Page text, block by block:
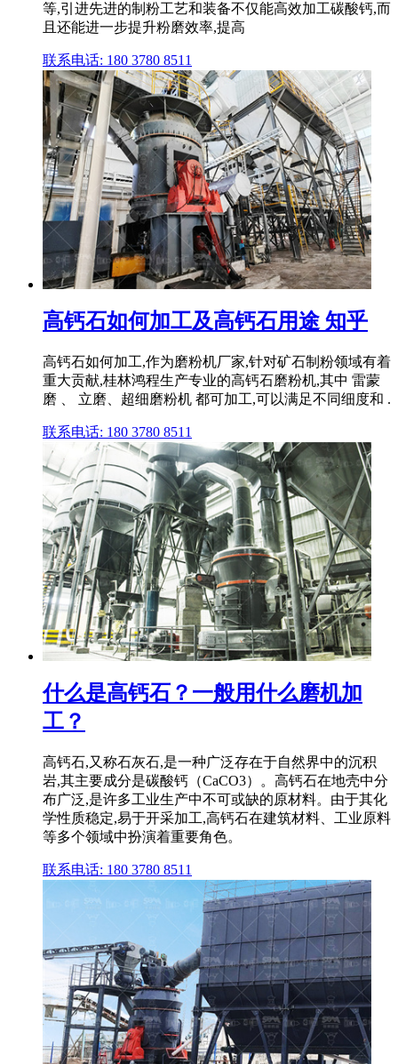
等,引进先进的制粉工艺和装备不仅能高效加工碳酸钙,而
且还能进一步提升粉磨效率,提高
联系电话: 180 3780 8511
高钙石如何加工及高钙石用途 知乎
高钙石如何加工,作为磨粉机厂家,针对矿石制粉领域有着
重大贡献,桂林鸿程生产专业的高钙石磨粉机,其中 雷蒙
磨 、 立磨、超细磨粉机 都可加工,可以满足不同细度和 .
联系电话: 180 3780 8511
什么是高钙石？一般用什么磨机加
工？
高钙石,又称石灰石,是一种广泛存在于自然界中的沉积
岩,其主要成分是碳酸钙（CaCO3）。高钙石在地壳中分
布广泛,是许多工业生产中不可或缺的原材料。由于其化
学性质稳定,易于开采加工,高钙石在建筑材料、工业原料
等多个领域中扮演着重要角色。
联系电话: 180 3780 8511